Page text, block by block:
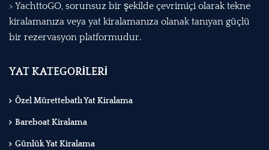
> YachttoGO, sorunsuz bir şekilde çevrimiçi olarak tekne
kiralamanıza veya yat kiralamanıza olanak tanıyan güçlü
bir rezervasyon platformudur.
YAT KATEGORİLERİ
Özel Mürettebatlı Yat Kiralama
Bareboat Kiralama
Günlük Yat Kiralama